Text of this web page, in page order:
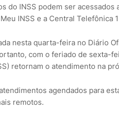
do INSS podem ser
INSS e a Central Telefônica
nesta quarta-feira no Diário
com o feriado de sexta-
retornam o atendimento na
agendados para
remotos.